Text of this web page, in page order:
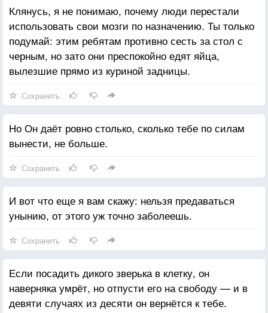
Клянусь, я не понимаю, почему люди перестали
использовать свои мозги по назначению. Ты только
подумай: этим ребятам противно сесть за стол с
черным, но зато они преспокойно едят яйца,
вылезшие прямо из куриной задницы.
Сохранить
Но Он даёт ровно столько, сколько тебе по силам
вынести, не больше.
Сохранить
И вот что еще я вам скажу: нельзя предаваться
унынию, от этого уж точно заболеешь.
Сохранить
Если посадить дикого зверька в клетку, он
наверняка умрёт, но отпусти его на свободу — и в
девяти случаях из десяти он вернётся к тебе.